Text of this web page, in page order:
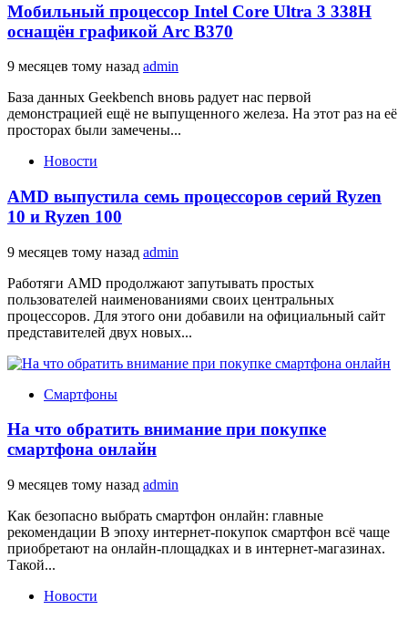
Мобильный процессор Intel Core Ultra 3 338H
оснащён графикой Arc B370
9 месяцев тому назад admin
База данных Geekbench вновь радует нас первой
демонстрацией ещё не выпущенного железа. На этот раз на её
просторах были замечены...
Новости
AMD выпустила семь процессоров серий Ryzen
10 и Ryzen 100
9 месяцев тому назад admin
Работяги AMD продолжают запутывать простых
пользователей наименованиями своих центральных
процессоров. Для этого они добавили на официальный сайт
представителей двух новых...
Смартфоны
На что обратить внимание при покупке
смартфона онлайн
9 месяцев тому назад admin
Как безопасно выбрать смартфон онлайн: главные
рекомендации В эпоху интернет-покупок смартфон всё чаще
приобретают на онлайн-площадках и в интернет-магазинах.
Такой...
Новости